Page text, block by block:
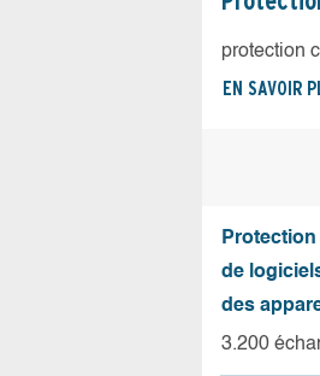
protection
EN SAVOIR
de
des
3.200